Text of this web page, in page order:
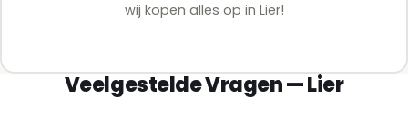
wij kopen alles op in Lier!
Veelgestelde Vragen — Lier